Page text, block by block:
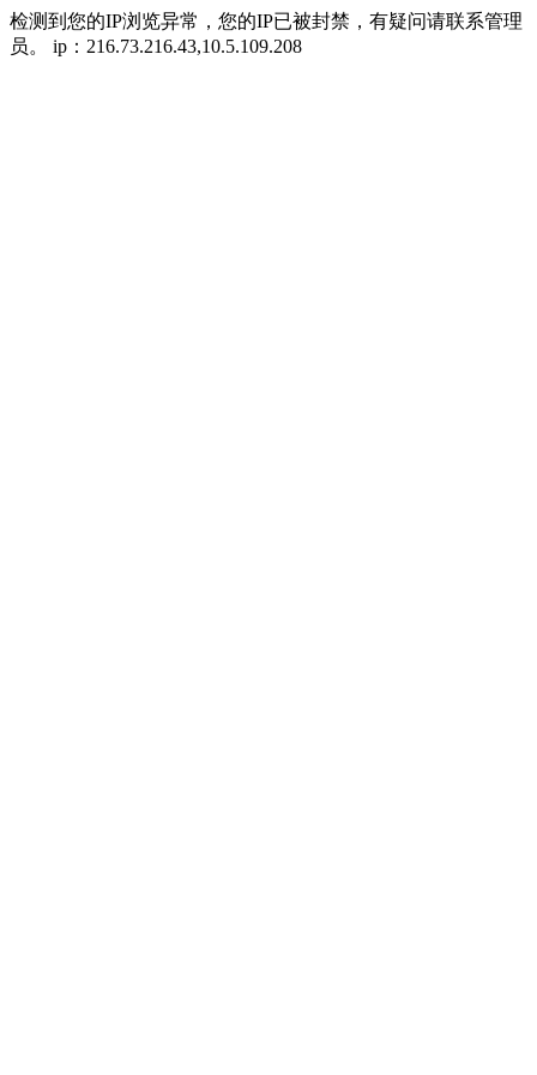
检测到您的IP浏览异常，您的IP已被封禁，有疑问请联系管理
员。 ip：216.73.216.43,10.5.109.208